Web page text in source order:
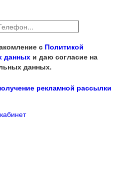
с Политикой
данных и даю согласие на
данных.
рекламной рассылки